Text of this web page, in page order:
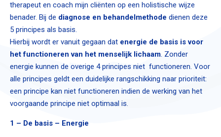
therapeut en coach mijn cliënten op een holistische wijze
benader. Bij de diagnose en behandelmethode dienen deze
5 principes als basis.
Hierbij wordt er vanuit gegaan dat energie de basis is voor
het functioneren van het menselijk lichaam. Zonder
energie kunnen de overige 4 principes niet functioneren. Voor
alle principes geldt een duidelijke rangschikking naar prioriteit:
een principe kan niet functioneren indien de werking van het
voorgaande principe niet optimaal is.
1 – De basis – Energie